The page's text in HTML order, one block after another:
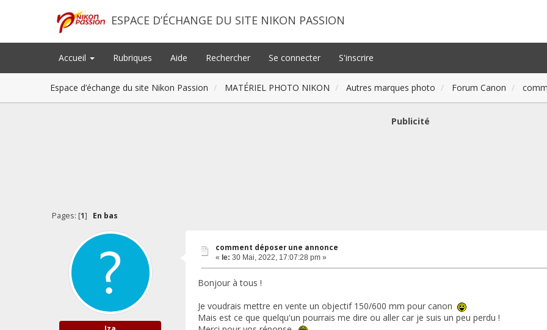
ESPACE D’ÉCHANGE DU SITE NIKON PASSION
Accueil Rubriques Aide Rechercher Se connecter S'inscrire
Espace d’échange du site Nikon Passion MATÉRIEL PHOTO NIKON Autres marques photo Forum Canon
Publicité
Pages: [1] En bas
comment déposer une annonce
« le: 30 Mai, 2022, 17:07:28 pm »
Bonjour à tous !
Je voudrais mettre en vente un objectif 150/600 mm pour canon
Mais est ce que quelqu'un pourrais me dire ou aller car je suis un peu perdu !